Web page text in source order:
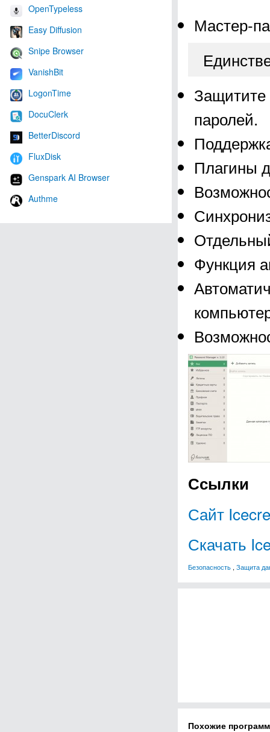
OpenTypeless
Easy Diffusion
Snipe Browser
VanishBit
LogonTime
DocuClerk
BetterDiscord
FluxDisk
Genspark AI Browser
Authme
Мастер-
паролей.
Плагины
Функция
Ссылки
Сайт
Скачать
Безопасность , Защита
Похожие